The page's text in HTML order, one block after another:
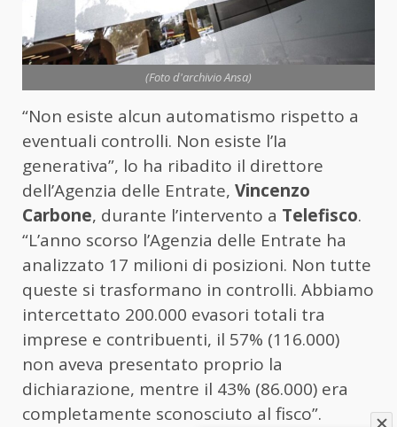
(Foto d'archivio Ansa)
“Non esiste alcun automatismo rispetto a
eventuali controlli. Non esiste l’Ia
generativa”, lo ha ribadito il direttore
dell’Agenzia delle Entrate, Vincenzo
Carbone, durante l’intervento a Telefisco.
“L’anno scorso l’Agenzia delle Entrate ha
analizzato 17 milioni di posizioni. Non tutte
queste si trasformano in controlli. Abbiamo
intercettato 200.000 evasori totali tra
imprese e contribuenti, il 57% (116.000)
non aveva presentato proprio la
dichiarazione, mentre il 43% (86.000) era
completamente sconosciuto al fisco”.